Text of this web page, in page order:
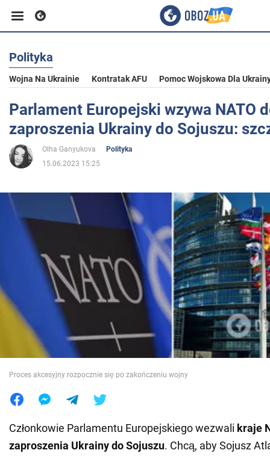
Biznes
Sport
Rozrywka
Polityka
Społeczeństwo
Wojna na Ukrainie
Świat
Jedzenie
Polityka
Wojna Na Ukrainie Kontratak AFU Pomoc Wojskowa Dla
Parlament Europejski wzywa NATO
zaproszenia Ukrainy do Sojuszu:
Olha Ganyukova
Polityka
15.06.2023 15:25
Proces akcesyjny rozpocznie się po zakończeniu wojny
Członkowie Parlamentu Europejskiego wezwali kraje
zaproszenia Ukrainy do Sojuszu. Chcą, aby Sojusz